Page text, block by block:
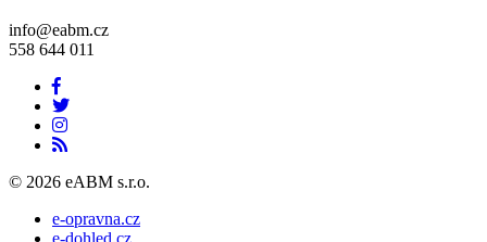
info@eabm.cz
558 644 011
© 2026 eABM s.r.o.
e-opravna.cz
e-dohled.cz